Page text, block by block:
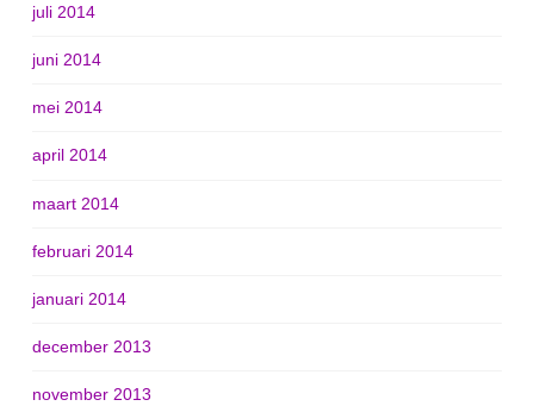
juli 2014
juni 2014
mei 2014
april 2014
maart 2014
februari 2014
januari 2014
december 2013
november 2013